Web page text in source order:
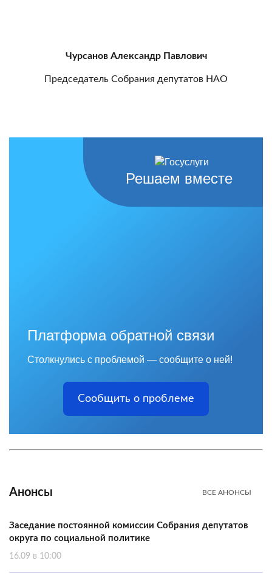
Чурсанов Александр Павлович
Председатель Собрания депутатов НАО
Решаем вместе
Платформа обратной связи
Столкнулись с проблемой — сообщите о ней!
Сообщить о проблеме
Анонсы ВСЕ АНОНСЫ
Заседание постоянной комиссии Собрания депутатов
округа по социальной политике
16.09 в 10:00